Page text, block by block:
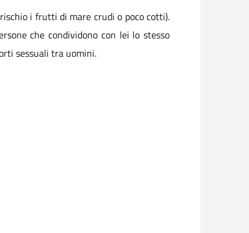
i frutti di mare crudi o poco cotti).
che condividono con lei lo stesso
sessuali tra uomini.